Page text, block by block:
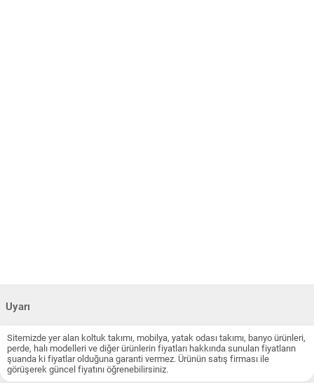
Uyarı
Sitemizde yer alan koltuk takımı, mobilya, yatak odası takımı, banyo ürünleri,
perde, halı modelleri ve diğer ürünlerin fiyatları hakkında sunulan fiyatların
şuanda ki fiyatlar olduğuna garanti vermez. Ürünün satış firması ile
görüşerek güncel fiyatını öğrenebilirsiniz.